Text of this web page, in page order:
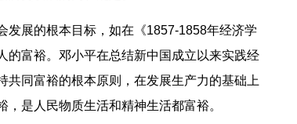
发展的根本目标，如在《1857-1858年经济学
的富裕。邓小平在总结新中国成立以来实践经
同富裕的根本原则，在发展生产力的基础上
是人民物质生活和精神生活都富裕。